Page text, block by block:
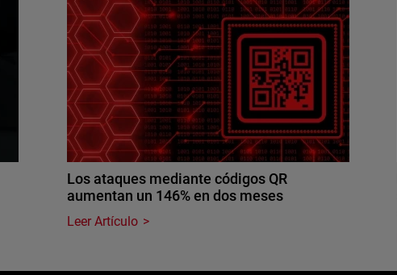
Los ataques mediante códigos QR
aumentan un 146% en dos meses
Leer Artículo